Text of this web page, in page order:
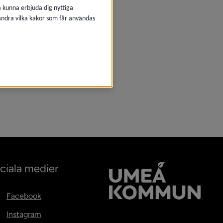
medier
Facebook
Instagram
erbjuda dig nyttiga
vilka kakor som får användas